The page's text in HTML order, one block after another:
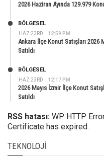
2026 Haziran Ayında 129.979
HAZ 23RD 12:59 PM
BÖLGESEL
Ankara İlçe Konut Satışları 2026
Satıldı
HAZ 23RD 12:17 PM
BÖLGESEL
2026 Mayıs İzmir İlçe Konut
Satıldı
RSS hatası: WP HTTP
Certificate has expired.
TEKNOLOJI